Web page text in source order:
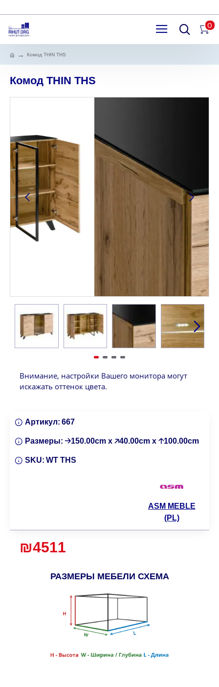
0
Комод THIN THS
Комод THIN THS
Внимание, настройки Вашего монитора могут
искажать оттенок цвета.
РАЗМЕРЫ МЕБЕЛИ СХЕМА
₪4511
Артикул: 667
Размеры: 🡢150.00cm x 🡥40.00cm x 🡡100.00cm
SKU: WT THS
ASM MEBLE
(PL)